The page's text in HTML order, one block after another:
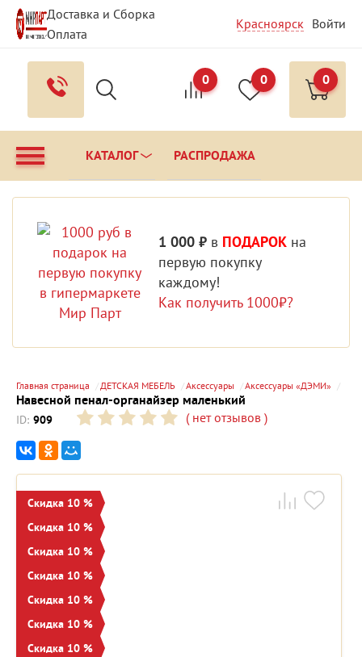
Доставка и Сборка
Оплата
Вопрос - Ответ
Контакты
Красноярск Войти
0 0 0
КАТАЛОГ РАСПРОДАЖА
1 000 ₽ в ПОДАРОК на
первую покупку
каждому!
Как получить 1000₽?
Главная страница ДЕТСКАЯ МЕБЕЛЬ Аксессуары Аксессуары «ДЭМИ»
Навесной пенал-органайзер маленький
ID: 909 (нет отзывов )
Скидка 10 %
Скидка 10 %
Скидка 10 %
Скидка 10 %
Скидка 10 %
Скидка 10 %
Скидка 10 %